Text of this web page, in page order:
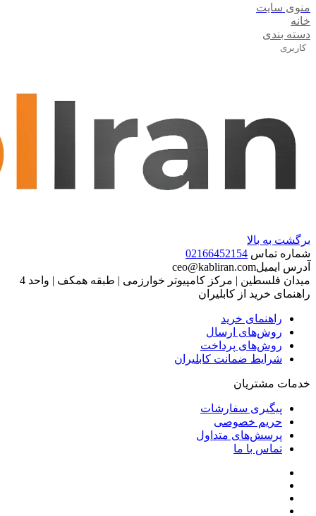
منوی سایت
خانه
دسته بندی
کاربری
برگشت به بالا
شماره تماس 02166452154
آدرس ایمیلceo@kabliran.com
میدان فلسطین | مرکز کامپیوتر خوارزمی | طبقه همکف | واحد 4
راهنمای خرید از کابلیران
راهنمای خرید
روش‌های ارسال
روش‌های پرداخت
شرایط ضمانت کابلیران
خدمات مشتریان
پیگیری سفارشات
حریم خصوصی
پرسش‌های متداول
تماس با ما